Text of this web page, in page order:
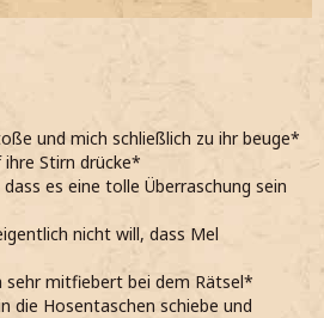
und mich schließlich zu ihr beuge*
Stirn drücke*
es eine tolle Überraschung sein
nicht will, dass Mel
sehr mitfiebert bei dem Rätsel*
die Hosentaschen schiebe und